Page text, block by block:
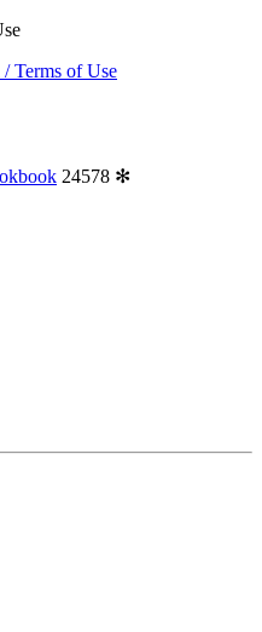
Terms of Use
24578 ✻